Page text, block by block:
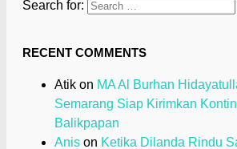
Search for:
RECENT COMMENTS
Atik on MA Al Burhan
Semarang Siap Kirimkan
Balikpapan
Anis on Ketika Dilanda Rindu